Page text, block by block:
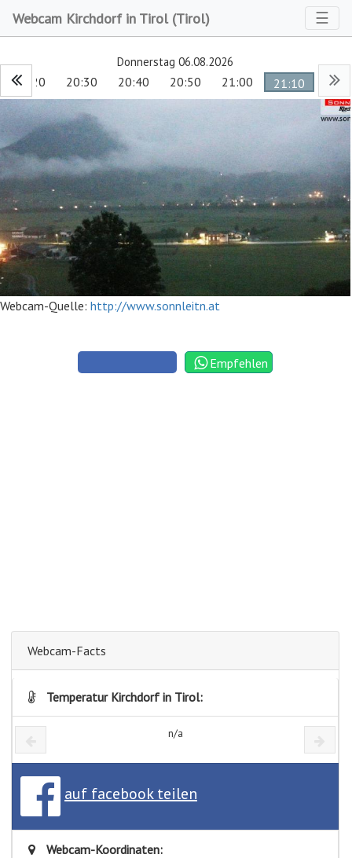
Webcam Kirchdorf in Tirol (Tirol) ☰
Donnerstag 06.08.2026
20:20 20:30 20:40 20:50 21:00 21:10
Webcam-Quelle: http://www.sonnleitn.at
Empfehlen
Webcam-Facts
Temperatur Kirchdorf in Tirol:
n/a
auf facebook teilen
Webcam-Koordinaten: